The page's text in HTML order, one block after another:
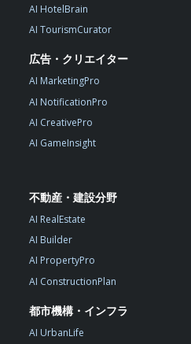
AI HotelBrain
AI TourismCurator
広告・クリエイター
AI MarketingPro
AI NotificationPro
AI CreativePro
AI GameInsight
不動産・建設分野
AI RealEstate
AI Builder
AI PropertyPro
AI ConstructionPlan
都市機構・インフラ
AI UrbanLife